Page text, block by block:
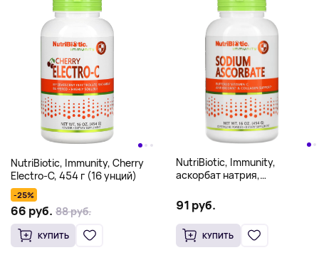
NutriBiotic, Immunity, Cherry
Electro-C, 454 г (16 унций)
-25%
66 руб. 88 руб.
КУПИТЬ
NutriBiotic, Immunity,
аскорбат натрия,
454 г (16 унций)
91 руб.
КУПИТЬ